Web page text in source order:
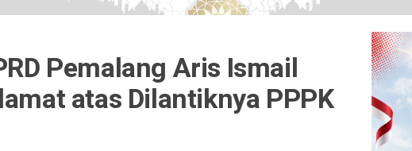
Pemalang Aris Ismail
atas Dilantiknya PPPK